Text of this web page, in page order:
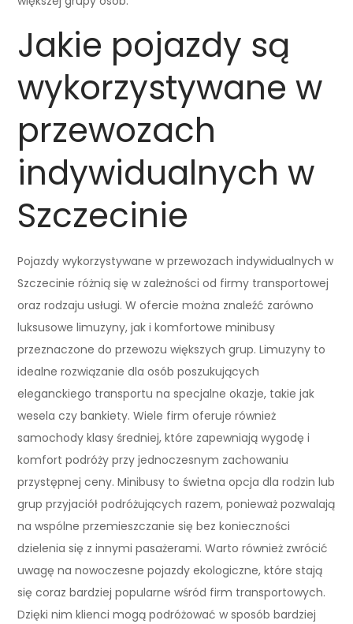
Jakie pojazdy są
wykorzystywane w
przewozach
indywidualnych w
Szczecinie
Pojazdy wykorzystywane w przewozach indywidualnych w
Szczecinie różnią się w zależności od firmy transportowej
oraz rodzaju usługi. W ofercie można znaleźć zarówno
luksusowe limuzyny, jak i komfortowe minibusy
przeznaczone do przewozu większych grup. Limuzyny to
idealne rozwiązanie dla osób poszukujących
eleganckiego transportu na specjalne okazje, takie jak
wesela czy bankiety. Wiele firm oferuje również
samochody klasy średniej, które zapewniają wygodę i
komfort podróży przy jednoczesnym zachowaniu
przystępnej ceny. Minibusy to świetna opcja dla rodzin lub
grup przyjaciół podróżujących razem, ponieważ pozwalają
na wspólne przemieszczanie się bez konieczności
dzielenia się z innymi pasażerami. Warto również zwrócić
uwagę na nowoczesne pojazdy ekologiczne, które stają
się coraz bardziej popularne wśród firm transportowych.
Dzięki nim klienci mogą podróżować w sposób bardziej